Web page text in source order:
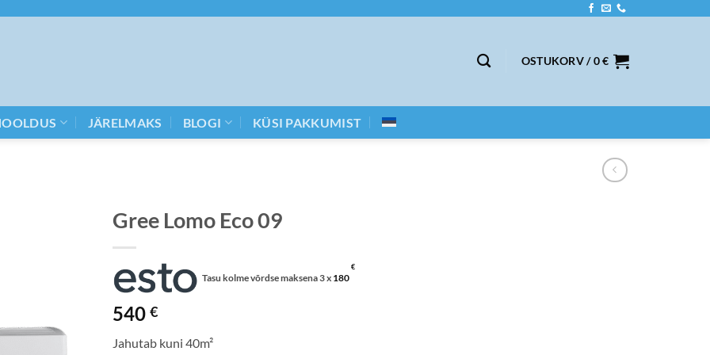
OSTUKORV /0€
JÄRELMAKS BLOGI KÜSI PAKKUMIST
Gree Lomo Eco 09
Tasu kolme võrdse maksena 3 x 180
€
540 €
Jahutab kuni 40m²